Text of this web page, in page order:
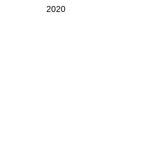
2020